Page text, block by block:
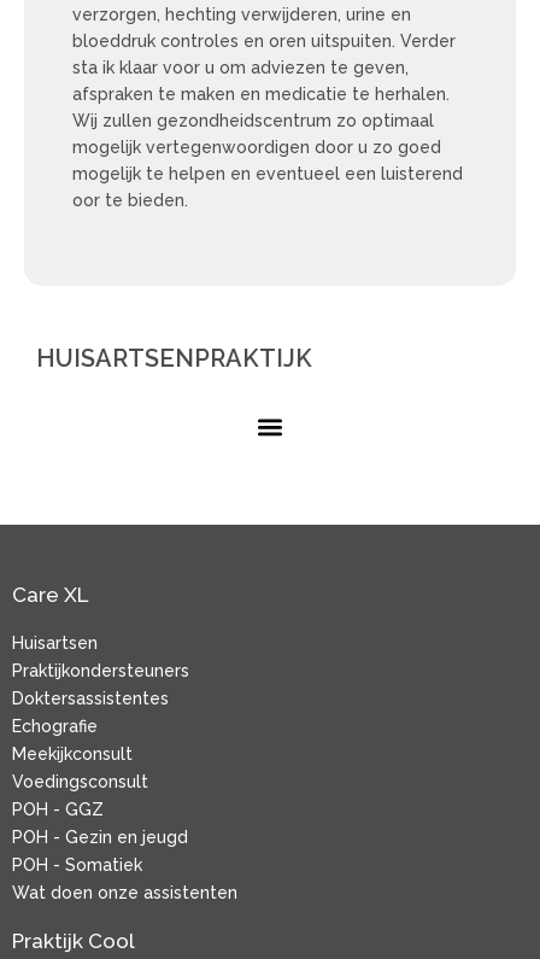
HUISARTSENPRAKTIJK
verzorgen, hechting verwijderen, urine en
bloeddruk controles en oren uitspuiten. Verder
sta ik klaar voor u om adviezen te geven,
afspraken te maken en medicatie te herhalen.
Wij zullen gezondheidscentrum zo optimaal
mogelijk vertegenwoordigen door u zo goed
mogelijk te helpen en eventueel een luisterend
oor te bieden.
Care XL
Huisartsen
Praktijkondersteuners
Doktersassistentes
Echografie
Meekijkconsult
Voedingsconsult
POH - GGZ
POH - Gezin en jeugd
POH - Somatiek
Wat doen onze assistenten
Praktijk Cool